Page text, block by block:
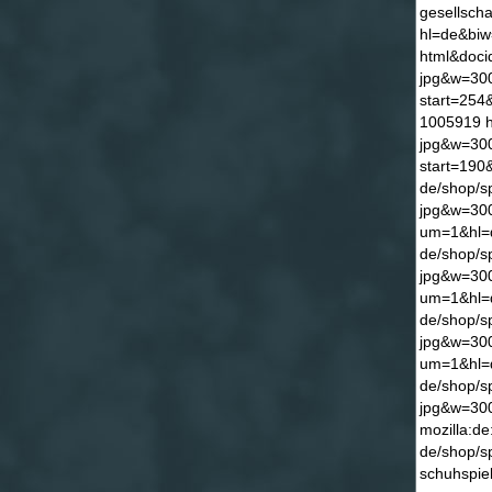
1005919
de/shop/
de/shop/
de/shop/
de/shop/
de/shop/